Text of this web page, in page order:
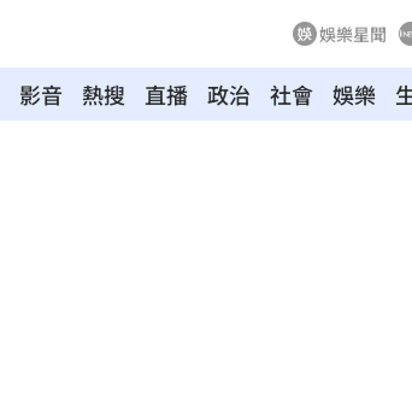
娛樂星聞
影音 熱搜 直播 政治 社會 娛樂